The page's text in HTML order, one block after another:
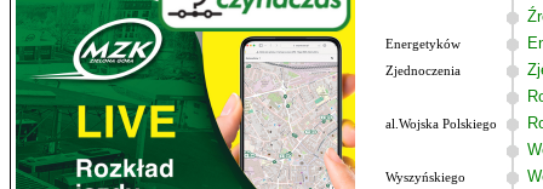
Energetyków
Zjednoczenia
al.Wojska Polskiego
Wyszyńskiego